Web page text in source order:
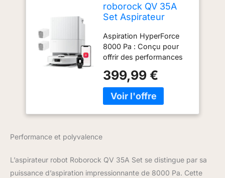
roborock QV 35A
Set Aspirateur
8000Pa, Anti-
enchevêtrement
Aspiration HyperForce
8000 Pa : Conçu pour
offrir des performances
l'aspirateur robot
roborock QV 35A avec
une aspiration puissante
moquettes et des coins
difficiles d'accès, laissant
399,99 €
Performance et polyvalence
L’aspirateur robot Roborock QV 35A Set se distingue par sa
puissance d’aspiration impressionnante de 8000 Pa. Cette